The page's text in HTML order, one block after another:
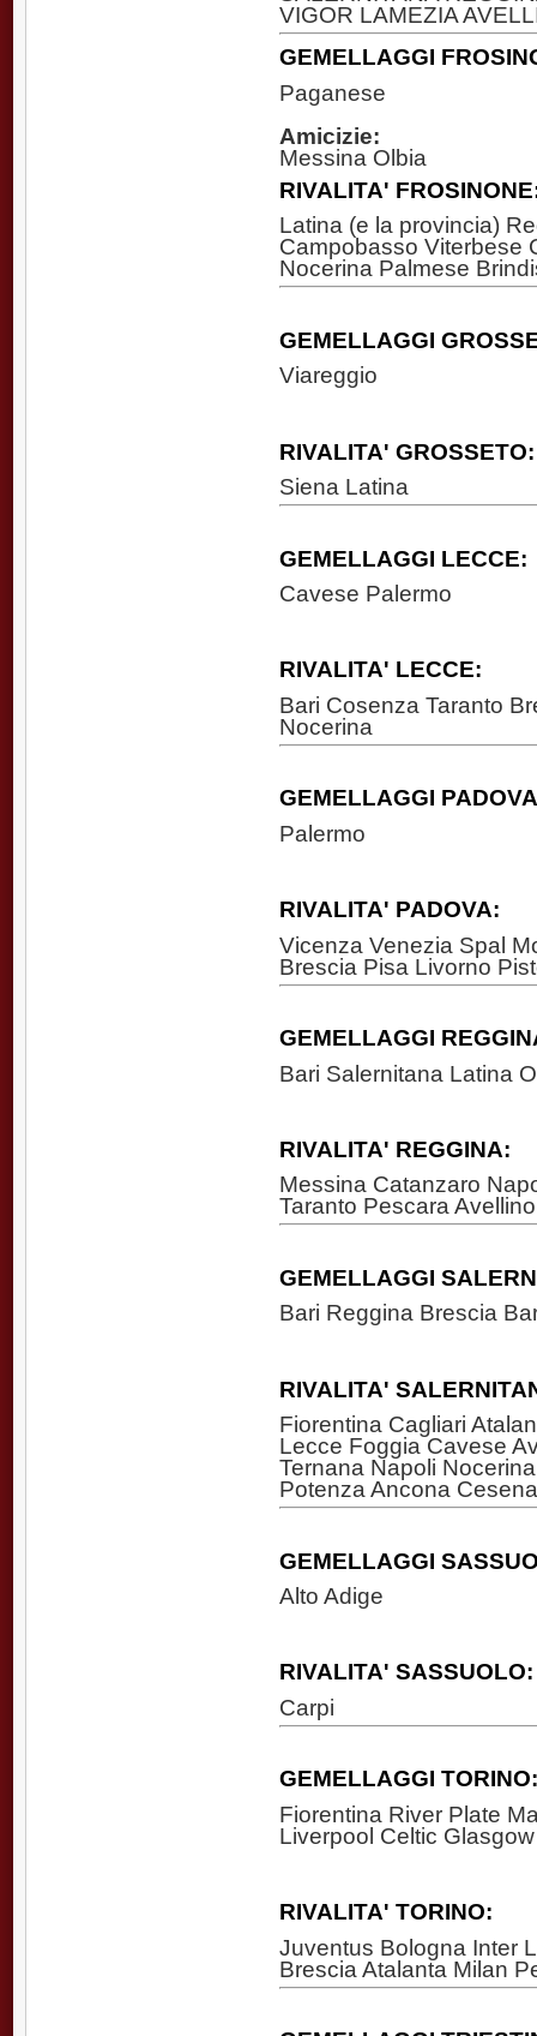
VIGOR LAMEZIA
GEMELLAGGI
Paganese
Amicizie:
Messina Olbia
RIVALITA'
Latina (e la provincia)
Campobasso Viterbese
Nocerina Palmese
GEMELLAGGI
Viareggio
RIVALITA' GROSSETO:
Siena Latina
GEMELLAGGI LECCE:
Cavese Palermo
RIVALITA' LECCE:
Bari Cosenza Taranto
Nocerina
GEMELLAGGI
Palermo
RIVALITA' PADOVA:
Vicenza Venezia Spal
Brescia Pisa Livorno
GEMELLAGGI
Bari Salernitana Latina
RIVALITA' REGGINA:
Messina Catanzaro
Taranto Pescara
GEMELLAGGI
Bari Reggina Brescia
RIVALITA'
Fiorentina Cagliari
Lecce Foggia Cavese
Ternana Napoli
Potenza Ancona Cesena
GEMELLAGGI
Alto Adige
RIVALITA' SASSUOLO:
Carpi
GEMELLAGGI TORINO:
Fiorentina River Plate
Liverpool Celtic Glasgow
RIVALITA' TORINO:
Juventus Bologna Inter
Brescia Atalanta Milan